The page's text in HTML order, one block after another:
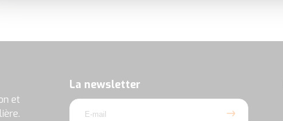
et
La newsletter
email
formulaire,
que
les